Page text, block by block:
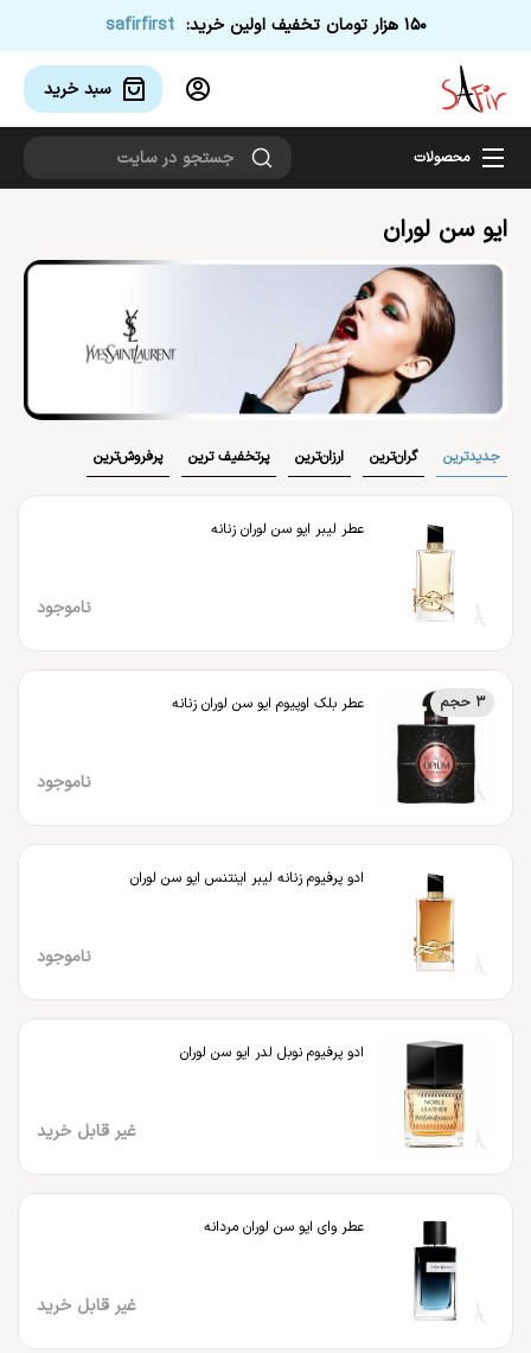
150 هزار تومان تخفیف اولین خرید: safirfirst
سبد خرید
محصولات
ایو سن لوران
جدیدترین گران‌ترین ارزان‌ترین پر‌تخفیف ترین پر‌فروش‌ترین
عطر لیبر ایو سن لوران زنانه
ناموجود
3 حجم عطر بلک اوپیوم ایو سن لوران زنانه
ناموجود
ادو پرفیوم زنانه لیبر اینتنس ایو سن لوران
ناموجود
ادو پرفیوم نوبل لدر ایو سن لوران
غیر قابل خرید
عطر وای ایو سن لوران مردانه
غیر قابل خرید